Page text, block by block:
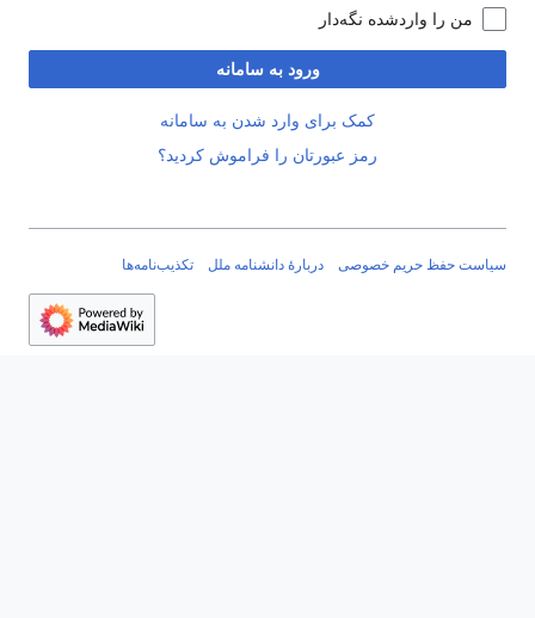
من را واردشده نگه‌دار
ورود به سامانه
کمک برای وارد شدن به سامانه
رمز عبورتان را فراموش کردید؟
سیاست حفظ حریم خصوصی دربارهٔ دانشنامه ملل تکذیب‌نامه‌ها